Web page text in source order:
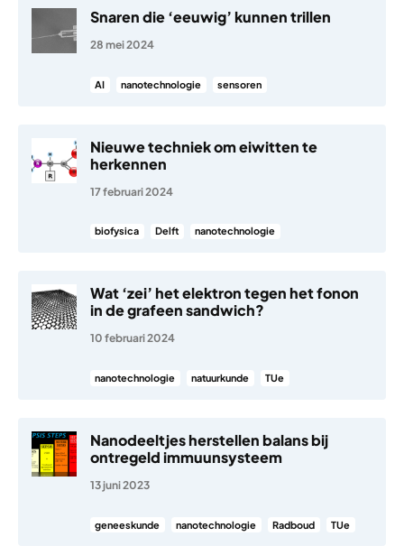
Snaren die ‘eeuwig’ kunnen trillen
28 mei 2024
AI nanotechnologie sensoren
Nieuwe techniek om eiwitten te
herkennen
17 februari 2024
biofysica Delft nanotechnologie
Wat ‘zei’ het elektron tegen het fonon
in de grafeen sandwich?
10 februari 2024
nanotechnologie natuurkunde TUe
Nanodeeltjes herstellen balans bij
ontregeld immuunsysteem
13 juni 2023
geneeskunde nanotechnologie Radboud TUe